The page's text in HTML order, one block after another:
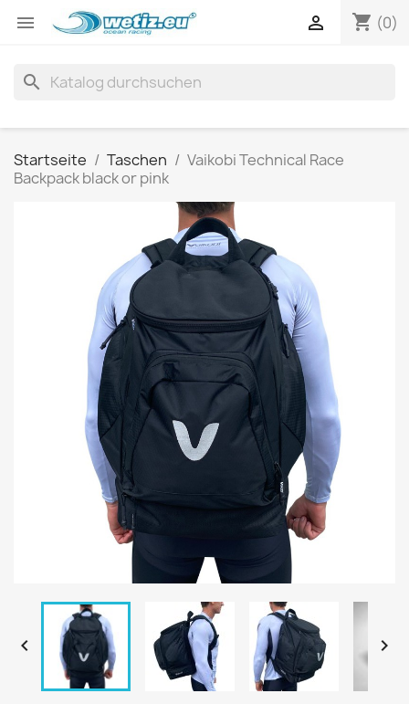
 shopping_cart (0)

search
Startseite Taschen
Vaikobi Technical Race
Backpack black or pink
 